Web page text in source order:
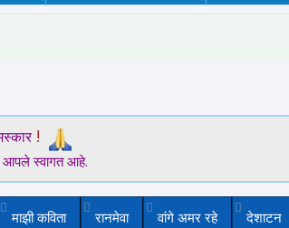
!
आपले स्वागत आहे.
माझी कविता रानमेवा वांगे अमर रहे देशाटन